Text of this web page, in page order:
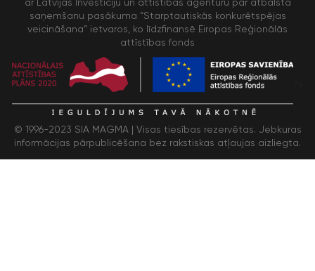
saņemšanu pasākuma “Starptautiskās konkurētspējas
veicināšana” ietvaros, ko līdzfinansē Eiropas Reģionālās
attīstības fonds
© 1996-2023 SIA MAGMA | Visas tiesības rezervētas. Jebkuras
informācijas pārpublicēšana bez rakstiskas atļaujas aizliegta.